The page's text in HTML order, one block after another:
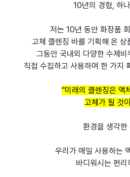
10년의 경험, 하
저는 10년 동안 화장품
고체 클렌징 바를 기획해 온 상
그동안 국내외 다양한 수제
직접 수집하고 사용하며 한 가지
"미래의 클렌징은 액
고체가 될 것
환경을 생각한
우리가 매일 사용하는
바디워시는 편리